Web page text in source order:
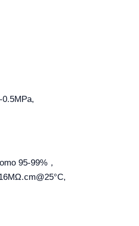
95-99%，